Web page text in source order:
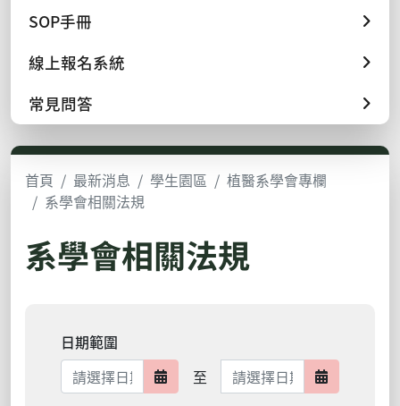
SOP手冊
線上報名系統
常見問答
首頁 最新消息 學生園區
植醫系學會專欄
系學會相關法規
系學會相關法規
日期範圍
日期範圍開始
至 日期範圍結束 日期範圍